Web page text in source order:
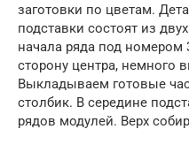
заготовки по цветам.
подставки состоят из
начала ряда под номером
сторону центра, немного
Выкладываем готовые
столбик. В середине
рядов модулей. Верх